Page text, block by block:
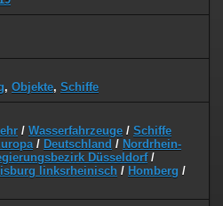
, Objekte, Schiffe
/ Wasserfahrzeuge / Schiffe
/ Deutschland / Nordrhein-
Düsseldorf/
linksrheinisch / Homberg /